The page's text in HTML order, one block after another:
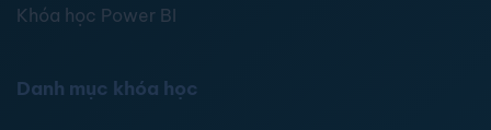
Khóa học Power BI
Danh mục khóa học